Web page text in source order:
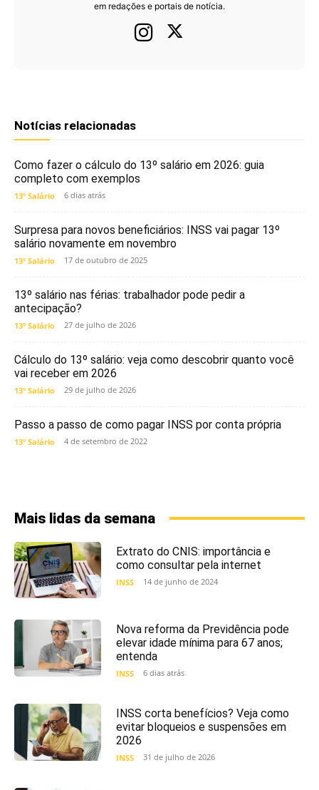
em redações e portais de notícia.
Notícias relacionadas
Como fazer o cálculo do 13º salário em 2026: guia
completo com exemplos
13º Salário 6 dias atrás
Surpresa para novos beneficiários: INSS vai pagar 13º
salário novamente em novembro
13º Salário 17 de outubro de 2025
13º salário nas férias: trabalhador pode pedir a
antecipação?
13º Salário 27 de julho de 2026
Cálculo do 13º salário: veja como descobrir quanto você
vai receber em 2026
13º Salário 29 de julho de 2026
Passo a passo de como pagar INSS por conta própria
13º Salário 4 de setembro de 2022
Mais lidas da semana
Extrato do CNIS: importância e
como consultar pela internet
INSS 14 de junho de 2024
Nova reforma da Previdência pode
elevar idade mínima para 67 anos;
entenda
INSS 6 dias atrás
INSS corta benefícios? Veja como
evitar bloqueios e suspensões em
2026
INSS 31 de julho de 2026